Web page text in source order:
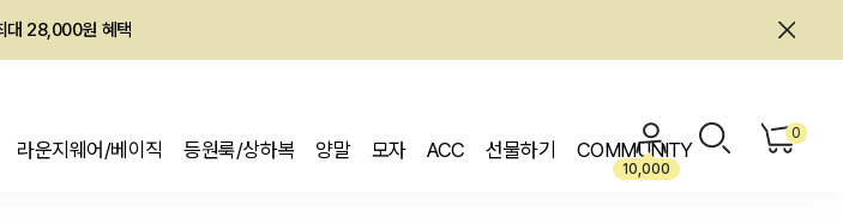
, 가입하면 ~60% 할인!
라운지웨어/베이직 등원룩/상하복 양말 모자 ACC 선물하기 COMMUNITY
10,000
0